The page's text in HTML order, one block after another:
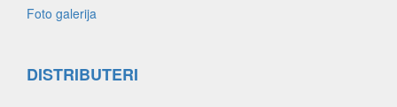
Foto galerija
DISTRIBUTERI